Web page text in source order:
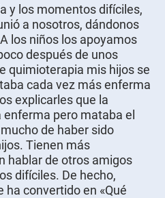
y los momentos difíciles,
a nosotros, dándonos
los niños los apoyamos
después de unos
quimioterapia mis hijos se
cada vez más enferma
explicarles que la
pero mataba el
de haber sido
Tienen más
hablar de otros amigos
difíciles. De hecho,
convertido en «Qué